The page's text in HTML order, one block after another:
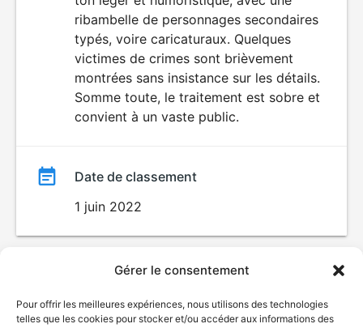
Gérer le consentement
Pour offrir les meilleures expériences, nous utilisons des technologies
telles que les cookies pour stocker et/ou accéder aux informations des
ribambelle de personnages secondaires
typés, voire caricaturaux. Quelques
victimes de crimes sont brièvement
montrées sans insistance sur les détails.
Somme toute, le traitement est sobre et
convient à un vaste public.
Date de classement
1 juin 2022